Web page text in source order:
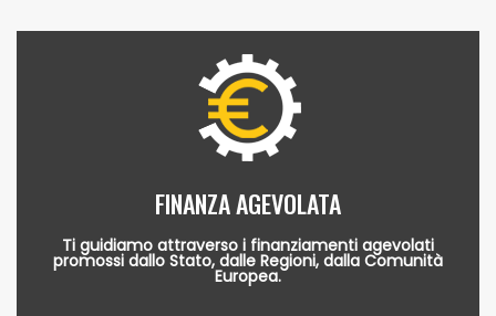
FINANZA AGEVOLATA
Ti guidiamo attraverso i finanziamenti agevolati
promossi dallo Stato, dalle Regioni, dalla Comunità
Europea.